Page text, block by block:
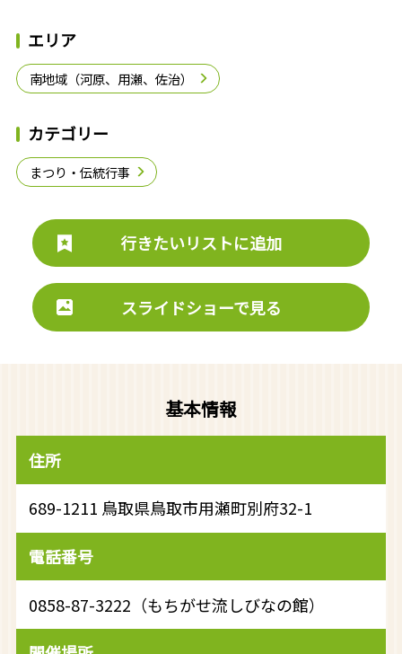
エリア
南地域（河原、用瀬、佐治）
カテゴリー
まつり・伝統行事
行きたいリストに追加
スライドショーで見る
基本情報
住所
689-1211 鳥取県鳥取市用瀬町別府32-1
電話番号
0858-87-3222（もちがせ流しびなの館）